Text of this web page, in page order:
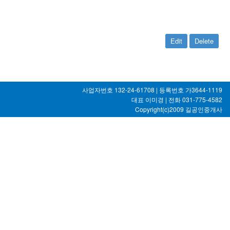
Edit Delete
사업자번호 132-24-61708 | 등록번호 가3644-1119
대표 이미경 | 전화 031-775-4582
Copyright(c)2009 길공인중개사